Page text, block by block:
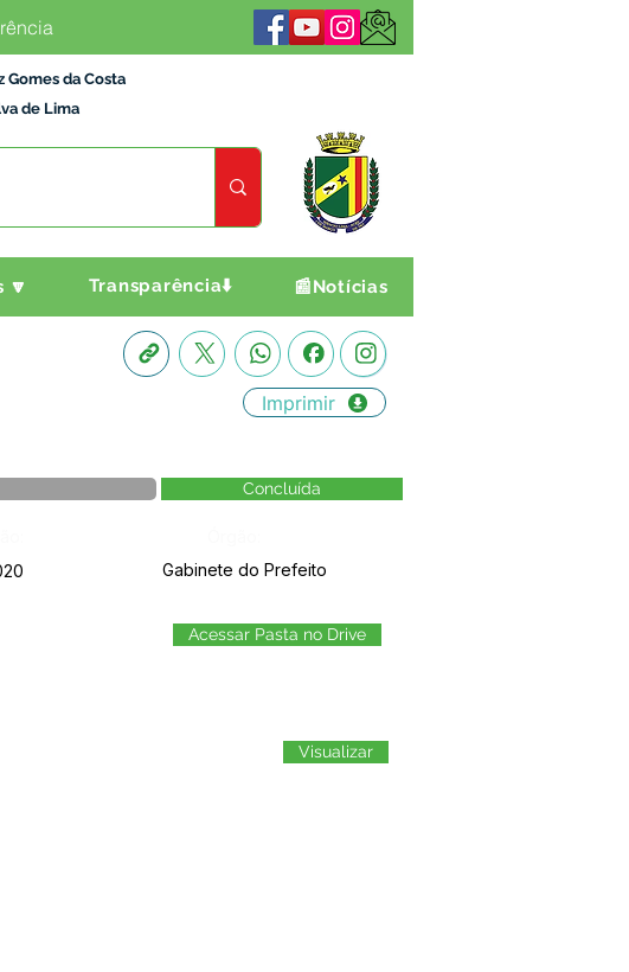
Gomes da Costa
de Lima
🔽 Transparência⬇️ 📰Notícias
Imprimir
Concluída
Gabinete do Prefeito
Acessar Pasta no Drive
Visualizar